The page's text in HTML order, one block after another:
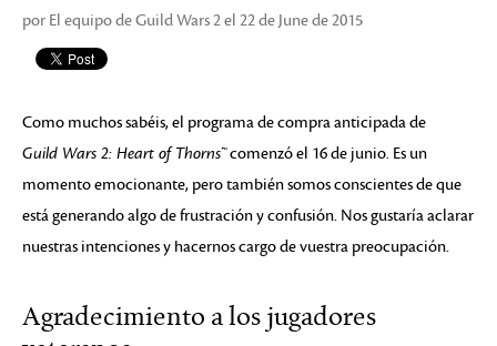
por El equipo de Guild Wars 2 el 22 de June de 2015
Como muchos sabéis, el programa de compra anticipada de
Guild Wars 2: Heart of Thorns™comenzó el 16 de junio. Es un
momento emocionante, pero también somos conscientes de que
está generando algo de frustración y confusión. Nos gustaría aclarar
nuestras intenciones y hacernos cargo de vuestra preocupación.
Agradecimiento a los jugadores